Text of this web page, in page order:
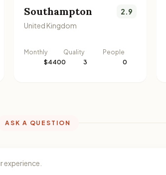
Southampton
United Kingdom
2.9
Monthly
$4400
Quality
3
People
0
ASK A QUESTION
experience.